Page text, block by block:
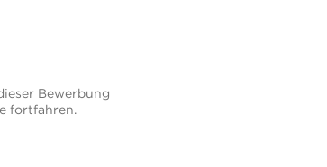
Bewerbung
fortfahren.